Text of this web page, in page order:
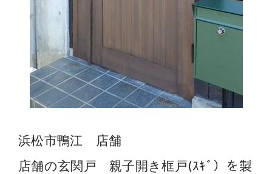
浜松市鴨江 店舗
店舗の玄関戸 親子開き框戸(ｽｷﾞ）を製